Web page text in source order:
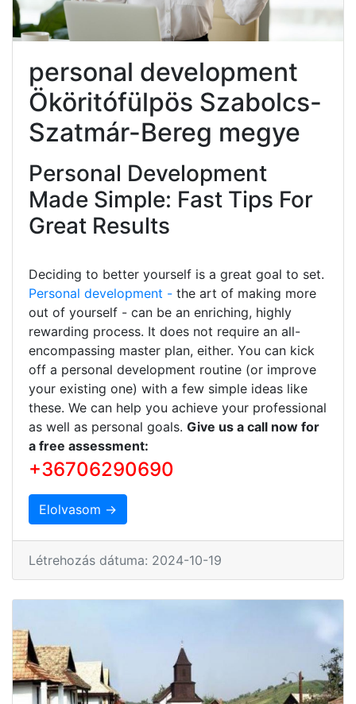
personal development
Ököritófülpös Szabolcs-
Szatmár-Bereg megye
Personal Development
Made Simple: Fast Tips For
Great Results
Deciding to better yourself is a great goal to set.
Personal development - the art of making more
out of yourself - can be an enriching, highly
rewarding process. It does not require an all-
encompassing master plan, either. You can kick
off a personal development routine (or improve
your existing one) with a few simple ideas like
these. We can help you achieve your professional
as well as personal goals. Give us a call now for
a free assessment:
+36706290690
Elolvasom →
Létrehozás dátuma: 2024-10-19